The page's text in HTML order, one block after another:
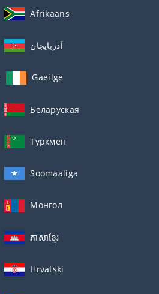
Afrikaans
آذربايجان
Gaeilge
Беларуская
Туркмен
Soomaaliga
Монгол
ភាសាខ្មែរ
Hrvatski